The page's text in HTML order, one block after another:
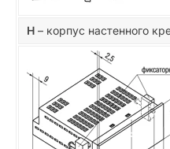
Н – корпус настенного